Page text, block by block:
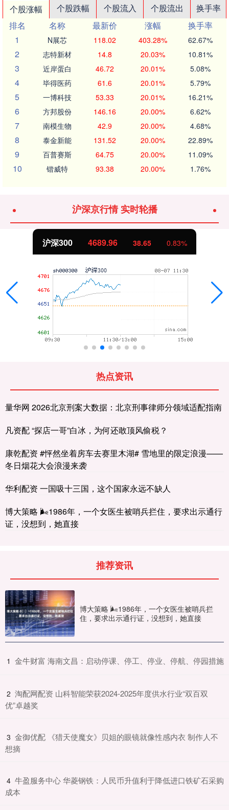
个股涨幅 个股跌幅 个股流入 个股流出
换手率
排名
名称 最新价 涨幅
换手率
1
N展芯 118.02 403.28% 62.67%
2 志特新材 14.8 20.03% 10.81%
3 近岸蛋白 46.72 20.01% 5.08%
4 毕得医药 61.6 20.01% 5.79%
5 一博科技 53.33 20.01% 16.21%
6 方邦股份 146.16 20.00% 6.62%
7 南模生物 42.9 20.00% 4.68%
8 泰金新能 131.52 20.00% 22.89%
9 百普赛斯 64.75 20.00% 11.09%
10 锴威特 93.38 20.00% 1.76%
沪深京行情 实时轮播
沪深300 4689.96 38.65 0.83%
热点资讯
量华网 2026北京刑案大数据：北京刑事律师分领域适配指南
凡资配 “探店一哥”白冰，为何还敢顶风偷税？
康乾配资 #怦然坐着房车去赛里木湖# 雪地里的限定浪漫——
冬日烟花大会浪漫来袭
华利配资 一国吸十三国，这个国家永远不缺人
博大策略 🌬1986年，一个女医生被哨兵拦住，要求出示通行
证，没想到，她直接
推荐资讯
博大策略 🌬1986年，一个女医生被哨兵拦
住，要求出示通行证，没想到，她直接
1 ​金牛财富 海南文昌：启动停课、停工、停业、停航、停园措施
2 ​淘配网配资 山科智能荣获2024-2025年度供水行业“双百双
优”卓越奖
3 ​金御优配 《猎天使魔女》贝姐的眼镜就像性感内衣 制作人不
想摘
4 ​牛盈服务中心 华菱钢铁：人民币升值利于降低进口铁矿石采购
成本